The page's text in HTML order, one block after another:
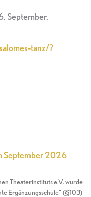
September.
tanz/?
September 2026
Theaterinstituts e.V. wurde
Ergänzungsschule“ (§103)